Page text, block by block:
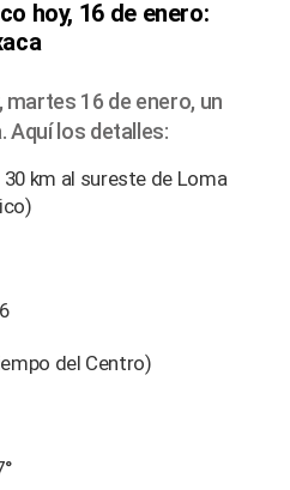
hoy, 16 de enero:
martes 16 de enero, un
Aquí los detalles:
30 km al sureste de Loma
del Centro)